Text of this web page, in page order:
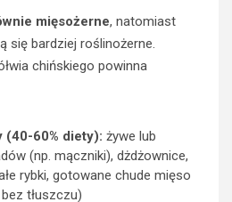
mięsożerne, natomiast
się bardziej roślinożerne.
chińskiego powinna
(40-60% diety): żywe lub
(np. mączniki), dżdżownice,
rybki, gotowane chude mięso
tłuszczu)